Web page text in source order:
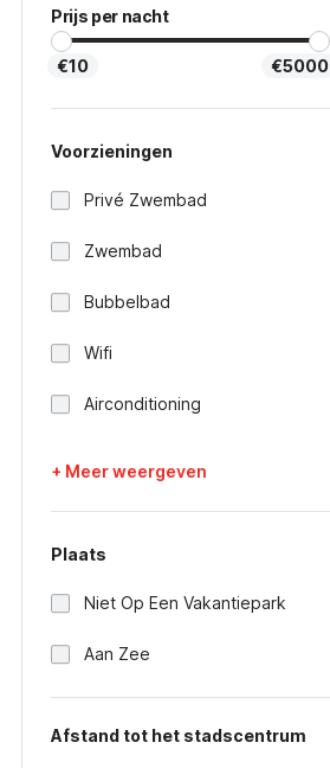
Prijs per nacht
€10 €5000
Voorzieningen
Privé Zwembad
Zwembad
Bubbelbad
Wifi
Airconditioning
+ Meer weergeven
Plaats
Niet Op Een Vakantiepark
Aan Zee
Afstand tot het stadscentrum